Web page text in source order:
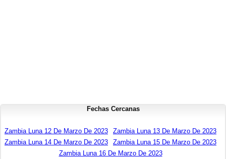
Fechas Cercanas
Zambia Luna 12 De Marzo De 2023
Zambia Luna 13 De Marzo De 2023
Zambia Luna 14 De Marzo De 2023
Zambia Luna 15 De Marzo De 2023
Zambia Luna 16 De Marzo De 2023